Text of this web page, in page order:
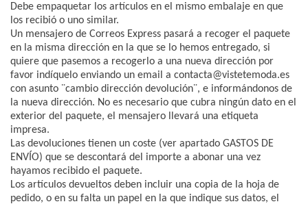
Debe empaquetar los artículos en el mismo embalaje en que
los recibió o uno similar.
Un mensajero de Correos Express pasará a recoger el paquete
en la misma dirección en la que se lo hemos entregado, si
quiere que pasemos a recogerlo a una nueva dirección por
favor indíquelo enviando un email a contacta@vistetemoda.es
con asunto ¨cambio dirección devolución¨, e informándonos de
la nueva dirección. No es necesario que cubra ningún dato en el
exterior del paquete, el mensajero llevará una etiqueta
impresa.
Las devoluciones tienen un coste (ver apartado GASTOS DE
ENVÍO) que se descontará del importe a abonar una vez
hayamos recibido el paquete.
Los artículos devueltos deben incluir una copia de la hoja de
pedido, o en su falta un papel en la que indique sus datos, el